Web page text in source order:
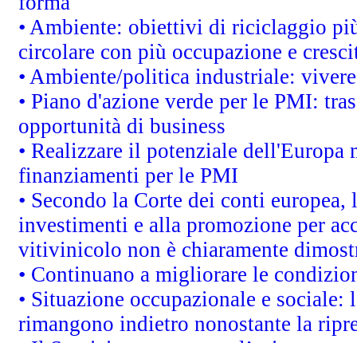
• Ambiente: obiettivi di riciclaggio
circolare con più occupazione e
• Ambiente/politica industriale:
• Piano d'azione verde per le PMI:
opportunità di business
• Realizzare il potenziale
finanziamenti per le PMI
• Secondo la Corte dei conti
investimenti e alla promozione per
vitivinicolo non è chiaramente
• Continuano a migliorare le
• Situazione occupazionale e
rimangono indietro nonostante la